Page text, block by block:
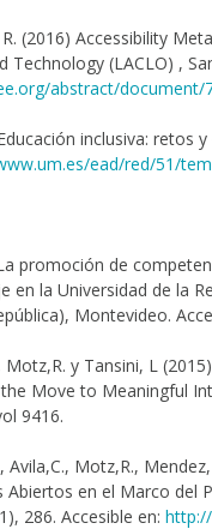
(2016) Accessibility
Technology (LACLO) ,
abstract/document/
inclusiva: retos
ead/red/51/
promoción de
en la Universidad de la
Montevideo.
y Tansini, L
Move to Meaningful
9416.
Avila,C., Motz,R.,
Abiertos en el Marco del
286. Accesible en: